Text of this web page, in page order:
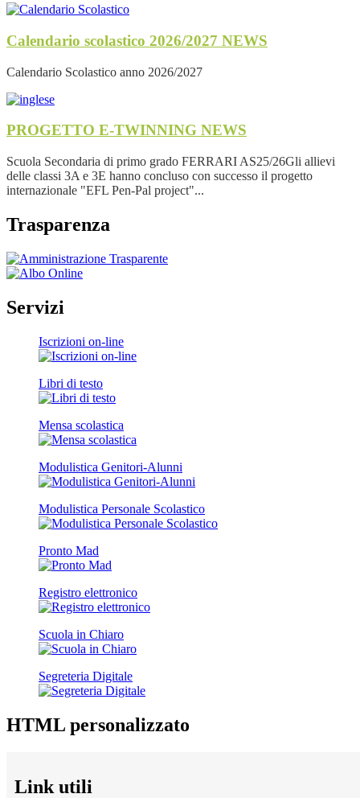
Calendario scolastico 2026/2027 NEWS
Calendario Scolastico anno 2026/2027
PROGETTO E-TWINNING NEWS
Scuola Secondaria di primo grado FERRARI AS25/26Gli allievi
delle classi 3A e 3E hanno concluso con successo il progetto
internazionale "EFL Pen-Pal project"...
Trasparenza
Servizi
Iscrizioni on-line
Libri di testo
Mensa scolastica
Modulistica Genitori-Alunni
Modulistica Personale Scolastico
Pronto Mad
Registro elettronico
Scuola in Chiaro
Segreteria Digitale
HTML personalizzato
Link utili